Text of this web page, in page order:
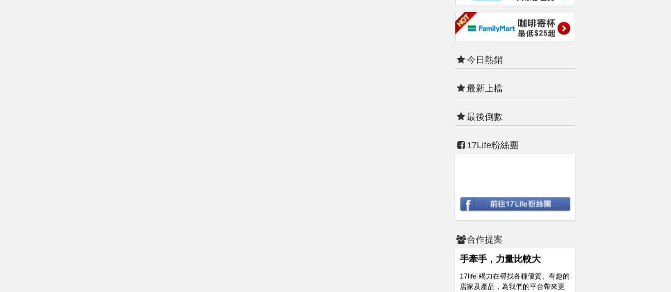
今日熱銷
最新上檔
最後倒數
17Life粉絲團
合作提案
手牽手，力量比較大
17life 竭力在尋找各種優質、有趣的
店家及產品，為我們的平台帶來更